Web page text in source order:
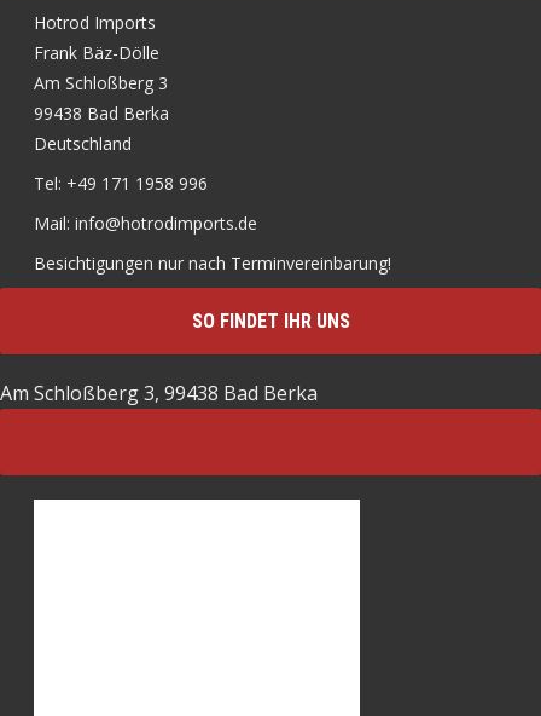
Hotrod Imports
Frank Bäz-Dölle
Am Schloßberg 3
99438 Bad Berka
Deutschland
Tel: +49 171 1958 996
Mail: info@hotrodimports.de
Besichtigungen nur nach Terminvereinbarung!
SO FINDET IHR UNS
Am Schloßberg 3, 99438 Bad Berka